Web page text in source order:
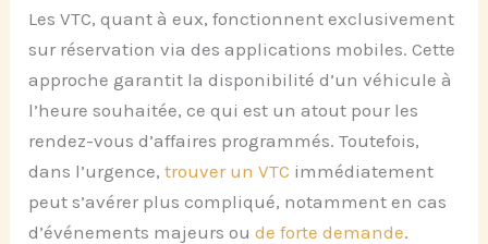
Les VTC, quant à eux, fonctionnent exclusivement
sur réservation via des applications mobiles. Cette
approche garantit la disponibilité d’un véhicule à
l’heure souhaitée, ce qui est un atout pour les
rendez-vous d’affaires programmés. Toutefois,
dans l’urgence,trouver un VTC immédiatement
peut s’avérer plus compliqué, notamment en cas
d’événements majeurs oude forte demande.